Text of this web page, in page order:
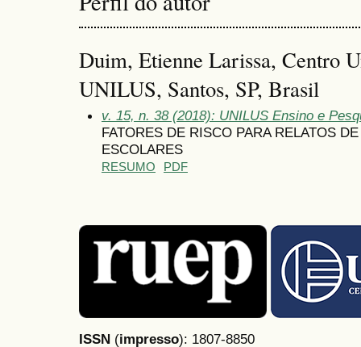
Duim, Etienne Larissa, Centro
UNILUS, Santos, SP, Brasil
v. 15, n. 38 (2018): UNILUS Ensino e
FATORES DE RISCO PARA RELATOS
ESCOLARES
RESUMO PDF
ISSN (impresso): 1807-8850